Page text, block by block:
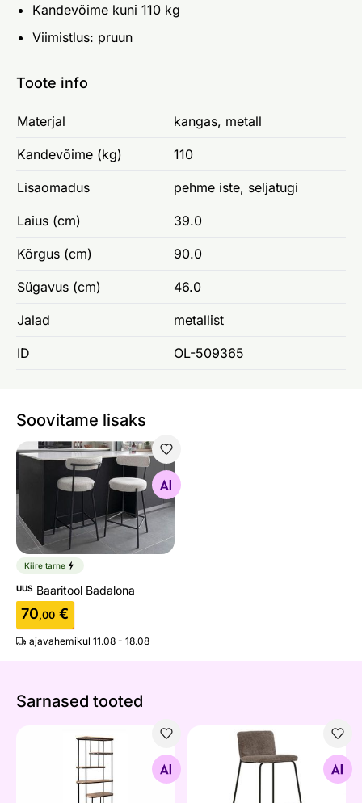
Kandevõime kuni 110 kg
Viimistlus: pruun
Toote info
Materjal kangas, metall
Kandevõime (kg) 110
Lisaomadus pehme iste, seljatugi
Laius (cm) 39.0
Kõrgus (cm) 90.0
Sügavus (cm) 46.0
Jalad metallist
ID OL-509365
Soovitame lisaks
Baaritool Badalona
Otsi sarnaseid
Kiire tarne
UUS Baaritool Badalona
70,00 €
ajavahemikul 11.08 - 18.08
Sarnased tooted
Riiul Milou 84 cm
Otsi sarnaseid
Baaritoolid Bisbee, 2 tk
Otsi sarnaseid